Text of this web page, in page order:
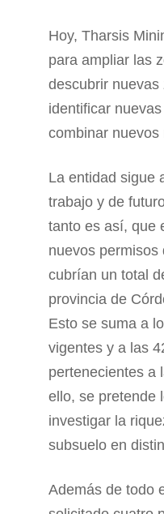
Hoy, Tharsis
para ampliar las
descubrir nuevas
identificar
combinar nuevos
La entidad sigue
trabajo y de
tanto es así, que
nuevos permisos
cubrían un total
provincia de
Esto se suma a
vigentes y a las
pertenecientes a
ello, se pretende
investigar la
subsuelo en
Además de todo